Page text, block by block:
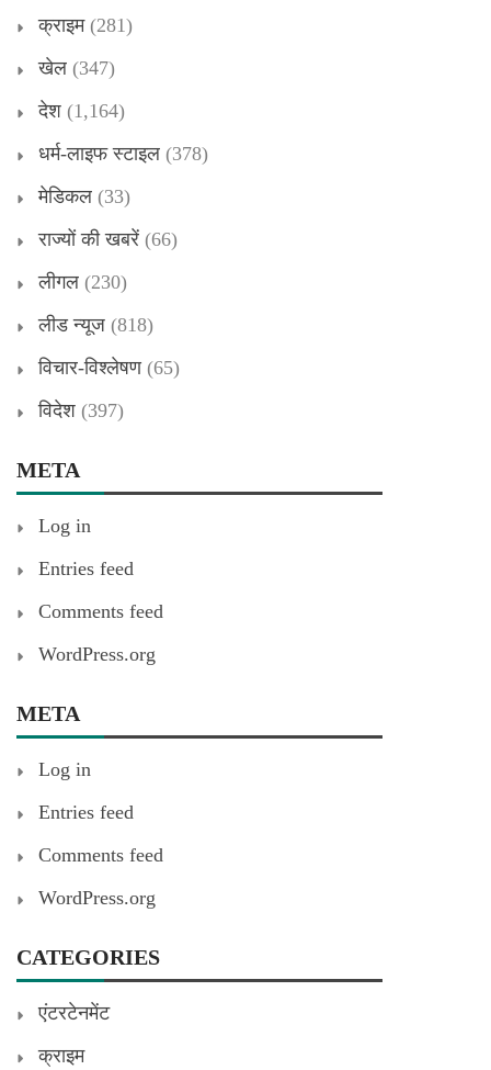
क्राइम(281)
खेल (347)
देश (1,164)
धर्म-लाइफ स्टाइल (378)
मेडिकल (33)
राज्यों की खबरें (66)
लीगल (230)
लीड न्यूज (818)
विचार-विश्लेषण(65)
विदेश (397)
META
Log in
Entries feed
Comments feed
WordPress.org
META
Log in
Entries feed
Comments feed
WordPress.org
CATEGORIES
एंटरटेनमेंट
क्राइम